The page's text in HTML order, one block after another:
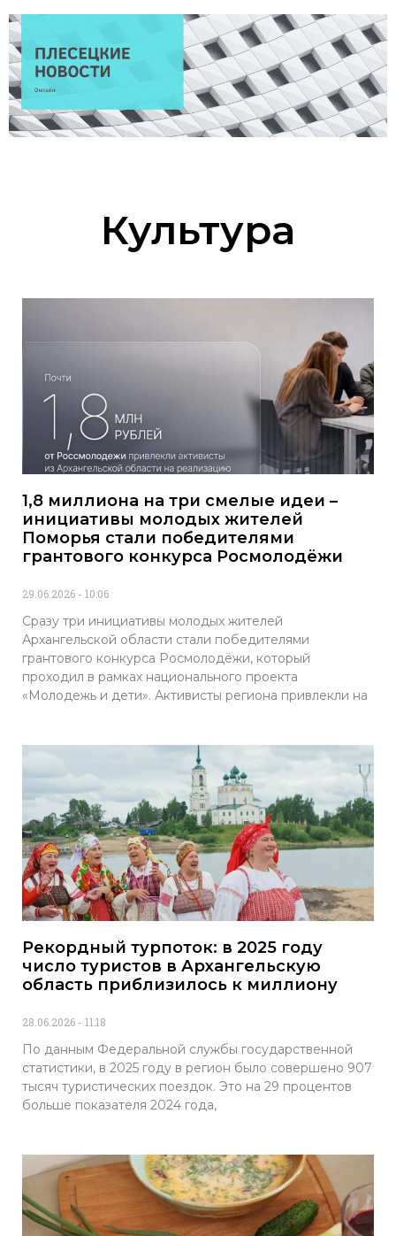
Культура
1,8 миллиона на три смелые идеи –
инициативы молодых жителей
Поморья стали победителями
грантового конкурса Росмолодёжи
29.06.2026 10:06
Сразу три инициативы молодых жителей
Архангельской области стали победителями
грантового конкурса Росмолодёжи, который
проходил в рамках национального проекта
«Молодежь и дети». Активисты региона привлекли на
Рекордный турпоток: в 2025 году
число туристов в Архангельскую
область приблизилось к миллиону
28.06.2026 11:18
По данным Федеральной службы государственной
статистики, в 2025 году в регион было совершено 907
тысяч туристических поездок. Это на 29 процентов
больше показателя 2024 года,